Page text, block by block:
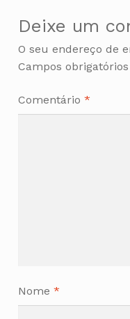
Deixe um
O seu endereço de
Campos
Comentário *
Nome *